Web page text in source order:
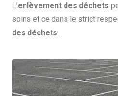
L’enlèvement des déchets
soins et ce dans le strict
des déchets